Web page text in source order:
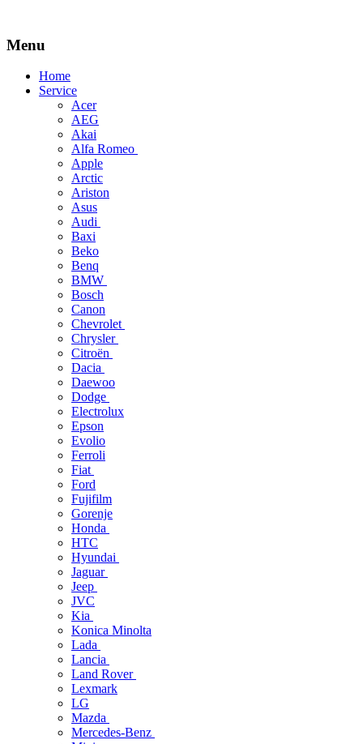
Menu
Skip
Home
Service
Acer
AEG
Akai
Alfa Romeo
Apple
Arctic
Ariston
Asus
Audi
Baxi
Beko
Benq
BMW
Bosch
Canon
Chevrolet
Chrysler
Citroën
Dacia
Daewoo
Dodge
Electrolux
Epson
Evolio
Ferroli
Fiat
Ford
Fujifilm
Gorenje
Honda
HTC
Hyundai
Jaguar
Jeep
JVC
Kia
Konica Minolta
Lada
Lancia
Land Rover
Lexmark
LG
Mazda
Mercedes-Benz